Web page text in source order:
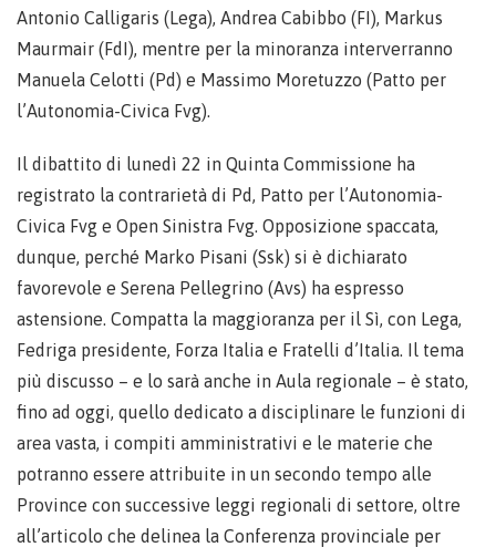
Antonio Calligaris (Lega), Andrea Cabibbo (FI), Markus
Maurmair (FdI), mentre per la minoranza interverranno
Manuela Celotti (Pd) e Massimo Moretuzzo (Patto per
l’Autonomia-Civica Fvg).
Il dibattito di lunedì 22 in Quinta Commissione ha
registrato la contrarietà di Pd, Patto per l’Autonomia-
Civica Fvg e Open Sinistra Fvg. Opposizione spaccata,
dunque, perché Marko Pisani (Ssk) si è dichiarato
favorevole e Serena Pellegrino (Avs) ha espresso
astensione. Compatta la maggioranza per il Sì, con Lega,
Fedriga presidente, Forza Italia e Fratelli d’Italia. Il tema
più discusso – e lo sarà anche in Aula regionale – è stato,
fino ad oggi, quello dedicato a disciplinare le funzioni di
area vasta, i compiti amministrativi e le materie che
potranno essere attribuite in un secondo tempo alle
Province con successive leggi regionali di settore, oltre
all’articolo che delinea la Conferenza provinciale per